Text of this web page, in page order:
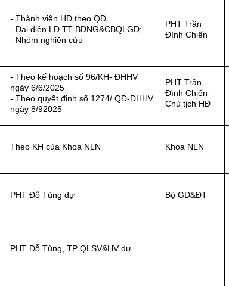
- Thành viên HĐ theo QĐ
- Đại diện LĐ TT BDNG&CBQLGD;
- Nhóm nghiên cứu
PHT Trần
Đình Chiến
- Theo kế hoạch số 96/KH- ĐHHV
ngày 6/6/2025
- Theo quyết định số 1274/ QĐ-ĐHHV
ngày 8/92025
PHT Trần
Đình Chiến -
Chủ tịch HĐ
Theo KH của Khoa NLN Khoa NLN
PHT Đỗ Tùng dự Bộ GD&ĐT
PHT Đỗ Tùng, TP QLSV&HV dự